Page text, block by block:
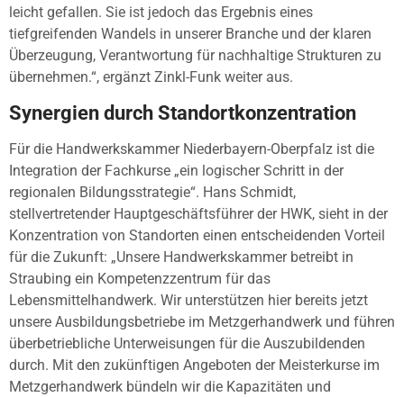
leicht gefallen. Sie ist jedoch das Ergebnis eines
tiefgreifenden Wandels in unserer Branche und der klaren
Überzeugung, Verantwortung für nachhaltige Strukturen zu
übernehmen.“, ergänzt Zinkl-Funk weiter aus.
Synergien durch Standortkonzentration
Für die Handwerkskammer Niederbayern-Oberpfalz ist die
Integration der Fachkurse „ein logischer Schritt in der
regionalen Bildungsstrategie“. Hans Schmidt,
stellvertretender Hauptgeschäftsführer der HWK, sieht in der
Konzentration von Standorten einen entscheidenden Vorteil
für die Zukunft: „Unsere Handwerkskammer betreibt in
Straubing ein Kompetenzzentrum für das
Lebensmittelhandwerk. Wir unterstützen hier bereits jetzt
unsere Ausbildungsbetriebe im Metzgerhandwerk und führen
überbetriebliche Unterweisungen für die Auszubildenden
durch. Mit den zukünftigen Angeboten der Meisterkurse im
Metzgerhandwerk bündeln wir die Kapazitäten und